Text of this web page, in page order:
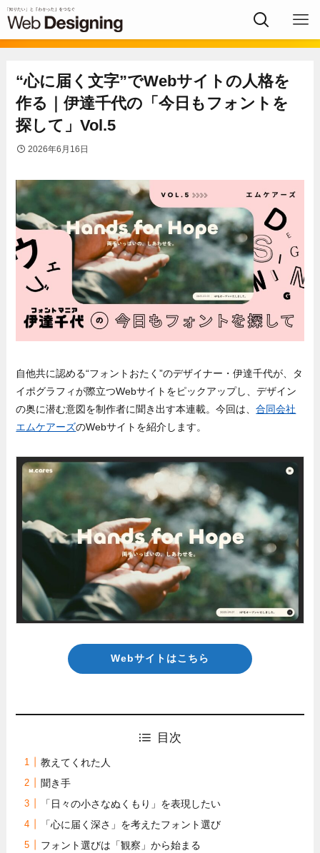
“心に届く文字”でWebサイトの人格を
作る｜伊達千代の「今日もフォントを
探して」Vol.5
2026年6月16日
自他共に認める“フォントおたく”のデザイナー・伊達千代が、タ
イポグラフィが際立つWebサイトをピックアップし、デザイン
の奥に潜む意図を制作者に聞き出す本連載。今回は、合同会社
エムケアーズのWebサイトを紹介します。
Webサイトはこちら
目次
教えてくれた人
聞き手
「日々の小さなぬくもり」を表現したい
「心に届く深さ」を考えたフォント選び
フォント選びは「観察」から始まる